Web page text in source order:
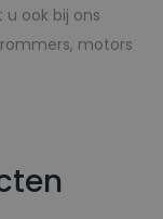
ook bij ons
motors